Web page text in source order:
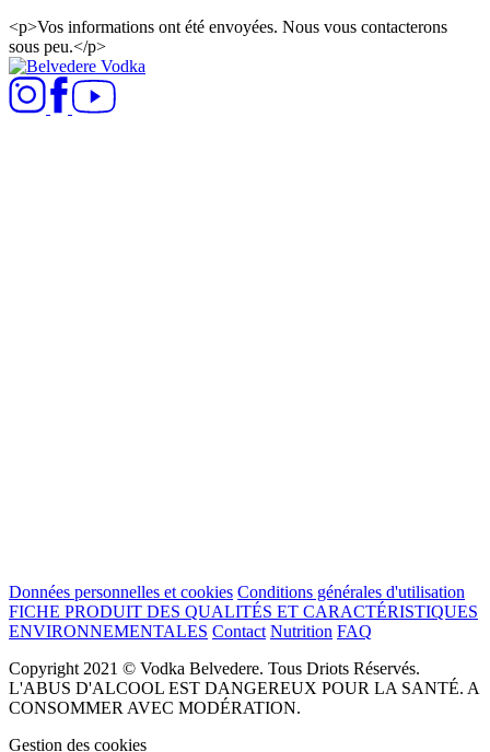
<p>Vos informations ont été envoyées. Nous vous contacterons
sous peu.</p>
Données personnelles et cookies Conditions générales d'utilisation
FICHE PRODUIT DES QUALITÉS ET CARACTÉRISTIQUES
ENVIRONNEMENTALES Contact Nutrition FAQ
Copyright 2021 © Vodka Belvedere. Tous Driots Réservés.
L'ABUS D'ALCOOL EST DANGEREUX POUR LA SANTÉ. A
CONSOMMER AVEC MODÉRATION.
Gestion des cookies